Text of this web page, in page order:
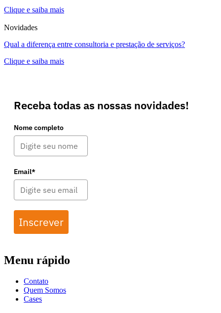
Clique e saiba mais
Novidades
Qual a diferença entre consultoria e prestação de serviços?
Clique e saiba mais
Receba todas as nossas novidades!
Nome completo
Email*
Inscrever
Menu rápido
Contato
Quem Somos
Cases